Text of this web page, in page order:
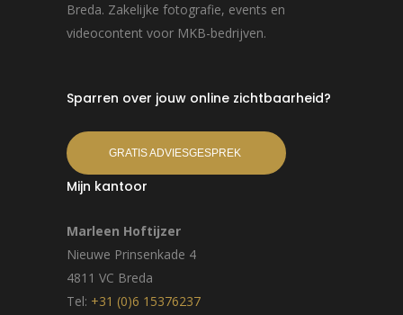
Breda. Zakelijke fotografie, events en
videocontent voor MKB-bedrijven.
Sparren over jouw online zichtbaarheid?
GRATIS ADVIESGESPREK
Mijn kantoor
Marleen Hoftijzer
Nieuwe Prinsenkade 4
4811 VC Breda
Tel: +31 (0)6 15376237